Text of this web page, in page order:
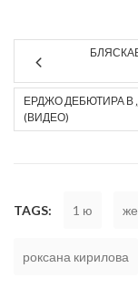
ЕРДЖО ДЕБЮТИРА В
(ВИДЕО)
TAGS: 1 ю
роксана кирилова